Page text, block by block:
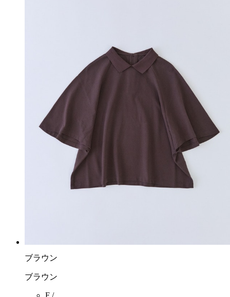
ブラウン
ブラウン